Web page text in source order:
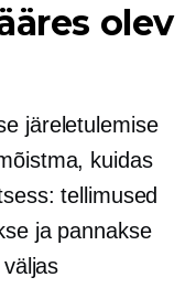
olev
järeletulemise
kuidas
tellimused
ja pannakse